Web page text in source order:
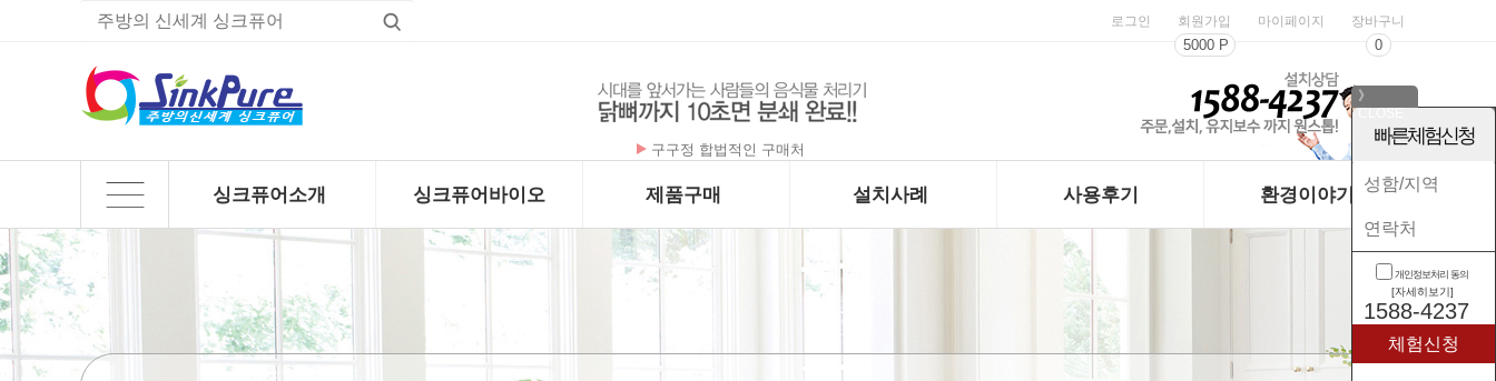
로그인 회원가입
5000 P
마이페이지 장바구니
0
구구정 합법적인 구매처
싱크퓨어소개 싱크퓨어바이오
제품구매
하위분류
설치사례
하위분류
사용후기 환경이야기
》
빠른체험신청
개인정보처리 동의
[자세히보기]
1588-4237